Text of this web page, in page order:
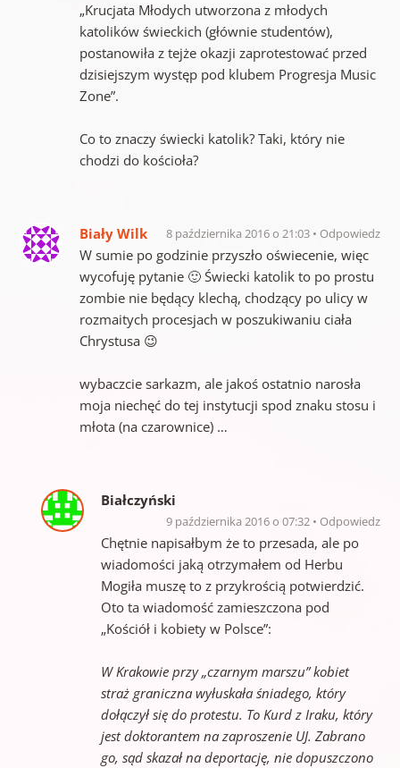
„Krucjata Młodych utworzona z młodych
katolików świeckich (głównie studentów),
postanowiła z tejże okazji zaprotestować przed
dzisiejszym występ pod klubem Progresja Music
Zone”.
Co to znaczy świecki katolik? Taki, który nie
chodzi do kościoła?
Biały Wilk 8 października 2016 o 21:03 Odpowiedz
W sumie po godzinie przyszło oświecenie, więc
wycofuję pytanie 🙂 Świecki katolik to po prostu
zombie nie będący klechą, chodzący po ulicy w
rozmaitych procesjach w poszukiwaniu ciała
Chrystusa 😉
wybaczcie sarkazm, ale jakoś ostatnio narosła
moja niechęć do tej instytucji spod znaku stosu i
młota (na czarownice) …
Białczyński
9 października 2016 o 07:32 Odpowiedz
Chętnie napisałbym że to przesada, ale po
wiadomości jaką otrzymałem od Herbu
Mogiła muszę to z przykrością potwierdzić.
Oto ta wiadomość zamieszczona pod
„Kościół i kobiety w Polsce”:
W Krakowie przy „czarnym marszu” kobiet
straż graniczna wyłuskała śniadego, który
dołączył się do protestu. To Kurd z Iraku, który
jest doktorantem na zaproszenie UJ. Zabrano
go, sąd skazał na deportację, nie dopuszczono